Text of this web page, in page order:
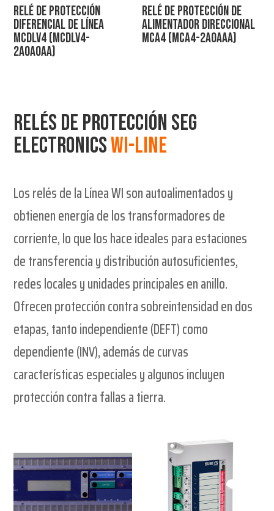
Relé de protección
Diferencial de Línea
MCDLV4 (MCDLV4-
2A0A0AA)
Relé de protección de
alimentador direccional
MCA4 (MCA4-2A0AAA)
Relés de protección SEG
electronicswi-line
Los relés de la Línea WI son autoalimentados y
obtienen energía de los transformadores de
corriente, lo que los hace ideales para estaciones
de transferencia y distribución autosuficientes,
redes locales y unidades principales en anillo.
Ofrecen protección contra sobreintensidad en dos
etapas, tanto independiente (DEFT) como
dependiente (INV), además de curvas
características especiales y algunos incluyen
protección contra fallas a tierra.